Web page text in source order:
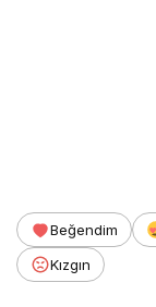
Beğendim
Kızgın